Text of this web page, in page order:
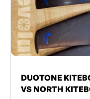
DUOTONE
VS NORTH